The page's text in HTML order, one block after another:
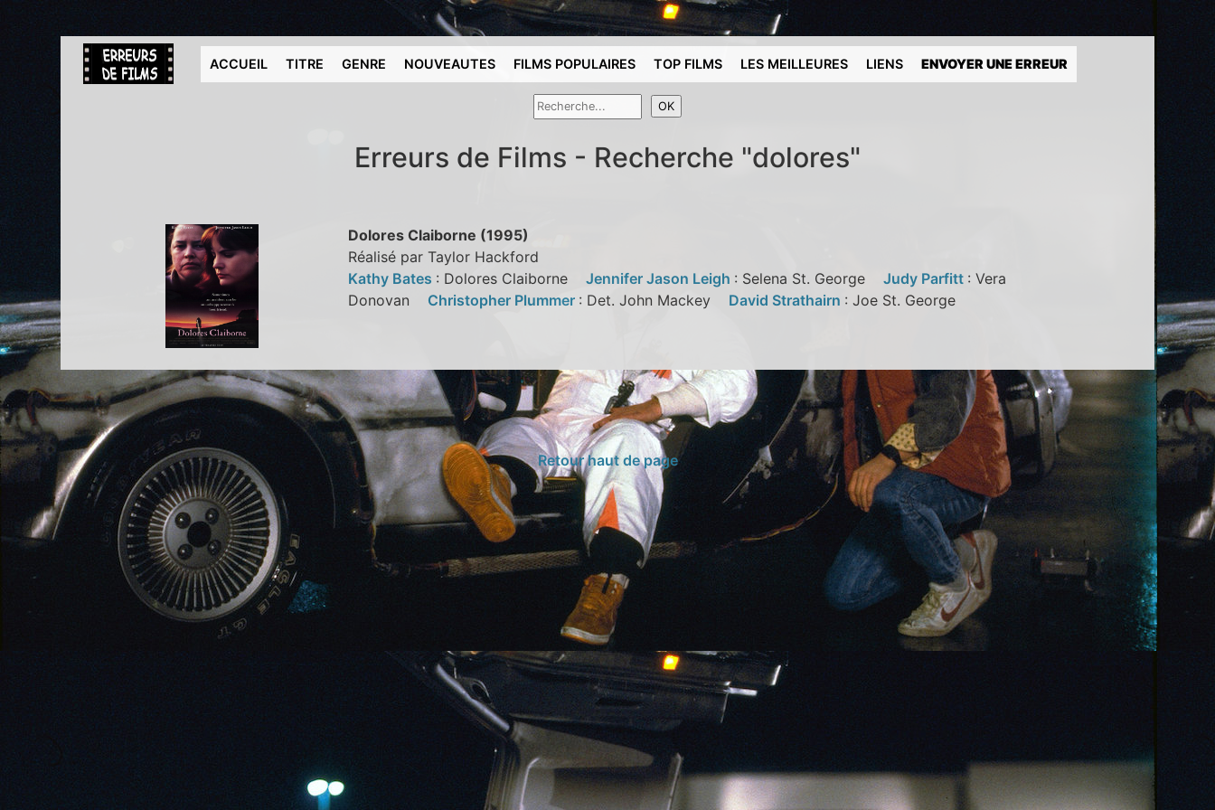
ACCUEIL TITRE GENRE NOUVEAUTES FILMS POPULAIRES TOP FILMS LES MEILLEURES LIENS ENVOYER UNE ERREUR
Erreurs de Films - Recherche "dolores"
Dolores Claiborne (1995)
Réalisé par Taylor Hackford
Kathy Bates : Dolores Claiborne Jennifer Jason Leigh : Selena St. George Judy Parfitt : Vera
Donovan Christopher Plummer : Det. John Mackey David Strathairn : Joe St. George
Retour haut de page